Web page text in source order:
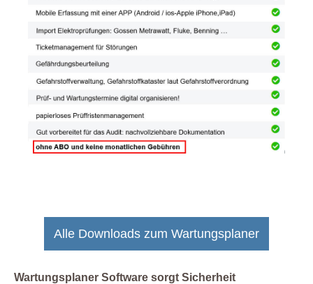
Alle Downloads zum Wartungsplaner
Wartungsplaner Software sorgt Sicherheit